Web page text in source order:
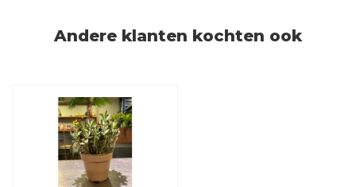
Andere klanten kochten ook